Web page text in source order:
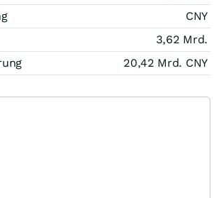
CNY
3,62 Mrd.
20,42 Mrd. CNY